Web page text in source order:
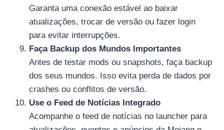
Garanta uma conexão estável ao baixar
atualizações, trocar de versão ou fazer login
para evitar interrupções.
Faça Backup dos Mundos Importantes
Antes de testar mods ou snapshots, faça backup
dos seus mundos. Isso evita perda de dados por
crashes ou conflitos de versão.
Use o Feed de Notícias Integrado
Acompanhe o feed de notícias no launcher para